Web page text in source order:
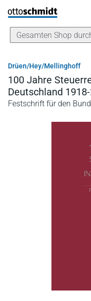
Direkt zum Inhalt
Drüen/Hey/Mellinghoff
100 Jahre
Deutschland
Festschrift für den